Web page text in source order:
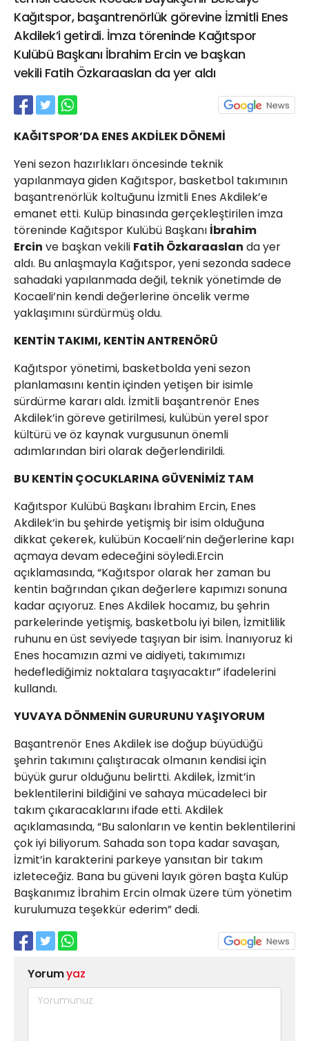
Kağıtspor, başantrenörlük görevine İzmitli Enes
Akdilek’i getirdi. İmza töreninde Kağıtspor
Kulübü Başkanı İbrahim Ercin ve başkan
vekili Fatih Özkaraaslan da yer aldı
KAĞITSPOR’DA ENES AKDİLEK DÖNEMİ
Yeni sezon hazırlıkları öncesinde teknik
yapılanmaya giden Kağıtspor, basketbol takımının
başantrenörlük koltuğunu İzmitli Enes Akdilek’e
emanet etti. Kulüp binasında gerçekleştirilen imza
töreninde Kağıtspor Kulübü Başkanı İbrahim
Ercin ve başkan vekili Fatih Özkaraaslan da yer
aldı. Bu anlaşmayla Kağıtspor, yeni sezonda sadece
sahadaki yapılanmada değil, teknik yönetimde de
Kocaeli’nin kendi değerlerine öncelik verme
yaklaşımını sürdürmüş oldu.
KENTİN TAKIMI, KENTİN ANTRENÖRÜ
Kağıtspor yönetimi, basketbolda yeni sezon
planlamasını kentin içinden yetişen bir isimle
sürdürme kararı aldı. İzmitli başantrenör Enes
Akdilek’in göreve getirilmesi, kulübün yerel spor
kültürü ve öz kaynak vurgusunun önemli
adımlarından biri olarak değerlendirildi.
BU KENTİN ÇOCUKLARINA GÜVENİMİZ TAM
Kağıtspor Kulübü Başkanı İbrahim Ercin, Enes
Akdilek’in bu şehirde yetişmiş bir isim olduğuna
dikkat çekerek, kulübün Kocaeli’nin değerlerine kapı
açmaya devam edeceğini söyledi.Ercin
açıklamasında, “Kağıtspor olarak her zaman bu
kentin bağrından çıkan değerlere kapımızı sonuna
kadar açıyoruz. Enes Akdilek hocamız, bu şehrin
parkelerinde yetişmiş, basketbolu iyi bilen, İzmitlilik
ruhunu en üst seviyede taşıyan bir isim. İnanıyoruz ki
Enes hocamızın azmi ve aidiyeti, takımımızı
hedeflediğimiz noktalara taşıyacaktır” ifadelerini
kullandı.
YUVAYA DÖNMENİN GURURUNU YAŞIYORUM
Başantrenör Enes Akdilek ise doğup büyüdüğü
şehrin takımını çalıştıracak olmanın kendisi için
büyük gurur olduğunu belirtti. Akdilek, İzmit’in
beklentilerini bildiğini ve sahaya mücadeleci bir
takım çıkaracaklarını ifade etti. Akdilek
açıklamasında, “Bu salonların ve kentin beklentilerini
çok iyi biliyorum. Sahada son topa kadar savaşan,
İzmit’in karakterini parkeye yansıtan bir takım
izleteceğiz. Bana bu güveni layık gören başta Kulüp
Başkanımız İbrahim Ercin olmak üzere tüm yönetim
kurulumuza teşekkür ederim” dedi.
Yorumyaz
21 Gölcük
02624132333
haber@golcukpostasi.com